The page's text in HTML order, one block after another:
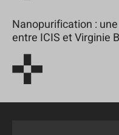
Nanopurification :
entre ICIS et Virginie